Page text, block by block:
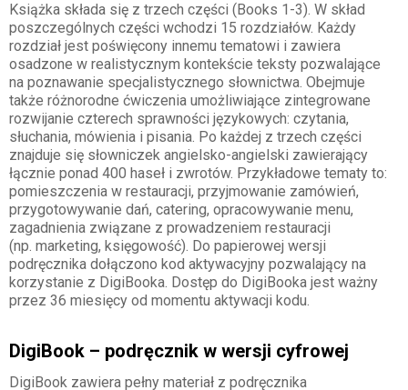
Książka składa się z trzech części (Books 1-3). W skład
poszczególnych części wchodzi 15 rozdziałów. Każdy
rozdział jest poświęcony innemu tematowi i zawiera
osadzone w realistycznym kontekście teksty pozwalające
na poznawanie specjalistycznego słownictwa. Obejmuje
także różnorodne ćwiczenia umożliwiające zintegrowane
rozwijanie czterech sprawności językowych: czytania,
słuchania, mówienia i pisania. Po każdej z trzech części
znajduje się słowniczek angielsko-angielski zawierający
łącznie ponad 400 haseł i zwrotów. Przykładowe tematy to:
pomieszczenia w restauracji, przyjmowanie zamówień,
przygotowywanie dań, catering, opracowywanie menu,
zagadnienia związane z prowadzeniem restauracji
(np. marketing, księgowość). Do papierowej wersji
podręcznika dołączono kod aktywacyjny pozwalający na
korzystanie z DigiBooka. Dostęp do DigiBooka jest ważny
przez 36 miesięcy od momentu aktywacji kodu.
DigiBook – podręcznik w wersji cyfrowej
DigiBook zawiera pełny materiał z podręcznika